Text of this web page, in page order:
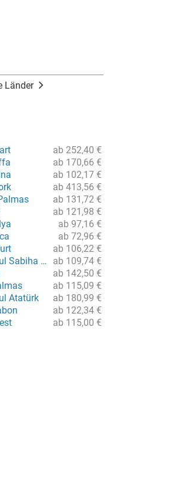
Länder
ab 252,40 €
ab 170,66 €
ab 102,17 €
ab 413,56 €
ab 131,72 €
ab 121,98 €
ab 97,16 €
ab 72,96 €
ab 106,22 €
ab 109,74 €
Flug von München nach Istanbul Sabiha Gökcen
ab 142,50 €
ab 115,09 €
ab 180,99 €
Atatürk
ab 122,34 €
ab 115,00 €